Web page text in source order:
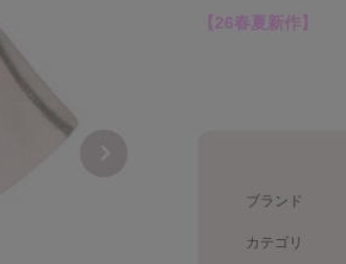
【26春夏新作】
ブランド
カテゴリ